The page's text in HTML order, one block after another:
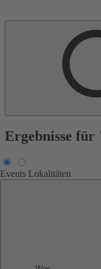
Ergebnisse
Events Lokalitäten